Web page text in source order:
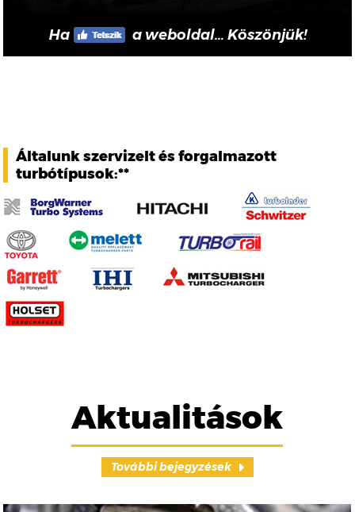
Ha a weboldal... Köszönjük!
Általunk szervizelt és forgalmazott
turbótípusok:**
Aktualitások
További bejegyzések